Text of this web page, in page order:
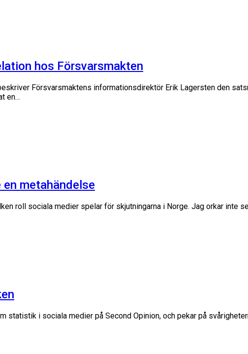
hos Försvarsmakten
Försvarsmaktens informationsdirektör Erik Lagersten den
en…
metahändelse
roll sociala medier spelar för skjutningarna i Norge. Jag orkar inte
statistik i sociala medier på Second Opinion, och pekar på